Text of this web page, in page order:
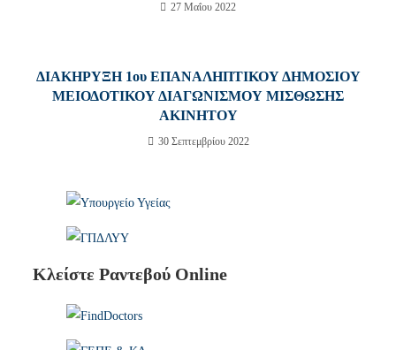
27 Μαΐου 2022
ΔΙΑΚΗΡΥΞΗ 1ου ΕΠΑΝΑΛΗΠΤΙΚΟΥ ΔΗΜΟΣΙΟΥ
ΜΕΙΟΔΟΤΙΚΟΥ ΔΙΑΓΩΝΙΣΜΟΥ ΜΙΣΘΩΣΗΣ
ΑΚΙΝΗΤΟΥ
30 Σεπτεμβρίου 2022
Κλείστε Ραντεβού Online